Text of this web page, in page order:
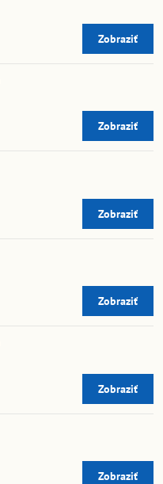
Zobraziť
Zobraziť
Zobraziť
Zobraziť
Zobraziť
Zobraziť